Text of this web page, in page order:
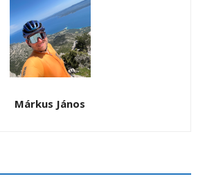
Márkus János